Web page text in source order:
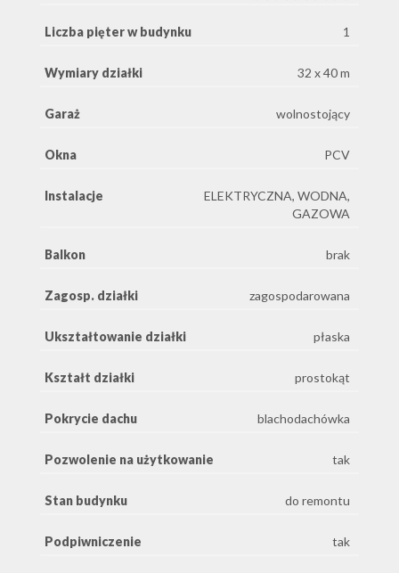
Liczba pięter w budynku 1
Wymiary działki 32 x 40 m
Garaż wolnostojący
Okna PCV
Instalacje
ELEKTRYCZNA, WODNA,
GAZOWA
Balkon brak
Zagosp. działki zagospodarowana
Ukształtowanie działki płaska
Kształt działki prostokąt
Pokrycie dachu blachodachówka
Pozwolenie na użytkowanie tak
Stan budynku do remontu
Podpiwniczenie tak